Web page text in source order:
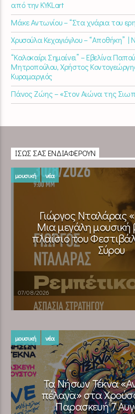
από την KYKLart
Μάκε Αντωνίου – “Στα χνάρια του
Χρυσούλα Κεχαγιόγλου – “Αποθήκη” |
“Καλοκαίρι Σημαίνει” – Εβελίνα
Μητροπούλου, Χρήστος
Κυραμαργιός
Πάνος Ζώης – «Στον Αιώνα της
ΊΣΩΣ ΣΑΣ ΕΝΔΙΑΦΈΡΟΥΝ
μουσική νέα
Γιώργος Νταλάρας
Μια μεγάλη
πλαίσιο του
Σύρου
07/08/2026
μουσική νέα
Τα Νήσων Τέκνα
πέλαγα» στα
Παρασκευή 7